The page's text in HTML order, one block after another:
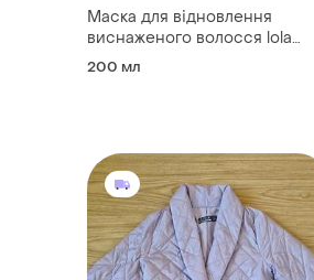
Маска для відновлення
виснаженого волосся lola
dream cream mascara super
200 мл